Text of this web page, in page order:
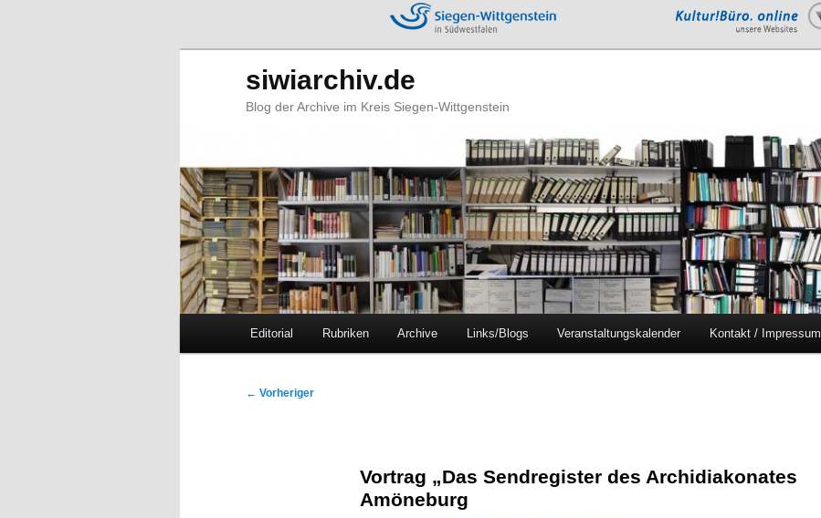
siwiarchiv.de
Blog der Archive im Kreis Siegen-Wittgenstein
Zum
Zum
Editorial Rubriken Archive Links/Blogs Veranstaltungskalender Kontakt / Impressum
Beitragsnavigation
← Vorheriger
Vortrag „Das Sendregister des Archidiakonates
Amöneburg